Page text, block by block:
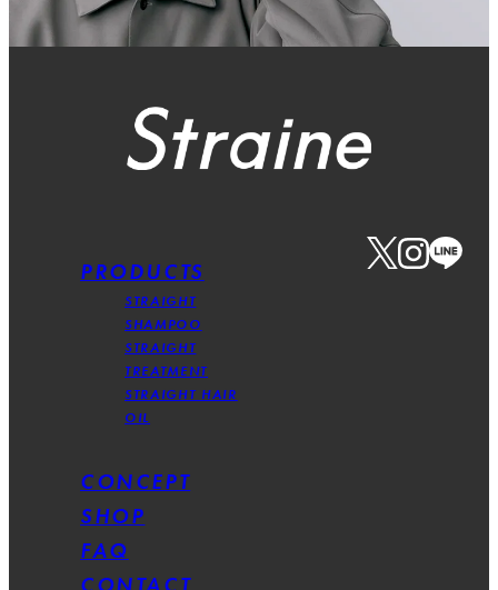
PRODUCTS
STRAIGHT
SHAMPOO
STRAIGHT
TREATMENT
STRAIGHT HAIR
OIL
CONCEPT
SHOP
FAQ